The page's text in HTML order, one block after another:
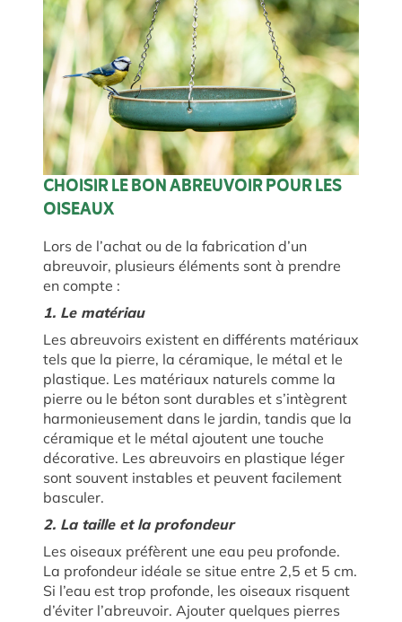
CHOISIR LE BON ABREUVOIR POUR LES
OISEAUX
Lors de l’achat ou de la fabrication d’un
abreuvoir, plusieurs éléments sont à prendre
en compte :
1. Le matériau
Les abreuvoirs existent en différents matériaux
tels que la pierre, la céramique, le métal et le
plastique. Les matériaux naturels comme la
pierre ou le béton sont durables et s’intègrent
harmonieusement dans le jardin, tandis que la
céramique et le métal ajoutent une touche
décorative. Les abreuvoirs en plastique léger
sont souvent instables et peuvent facilement
basculer.
2. La taille et la profondeur
Les oiseaux préfèrent une eau peu profonde.
La profondeur idéale se situe entre 2,5 et 5 cm.
Si l’eau est trop profonde, les oiseaux risquent
d’éviter l’abreuvoir. Ajouter quelques pierres